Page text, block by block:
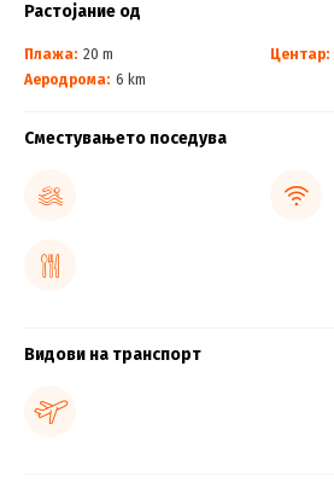
Растојание од
Плажа: 20 m Центар:
Аеродрома: 6 km
Сместувањето поседува
Видови на транспорт